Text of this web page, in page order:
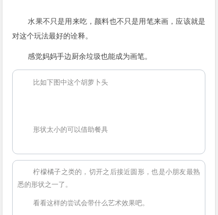
水果不只是用来吃，颜料也不只是用笔来画，应该就是
对这个玩法最好的诠释。
感觉妈妈手边厨余垃圾也能成为画笔。
比如下图中这个胡萝卜头
形状太小的可以借助餐具
柠檬橘子之类的，切开之后接近圆形，也是小朋友最熟
悉的形状之一了。
看看这样的尝试会带什么艺术效果吧。